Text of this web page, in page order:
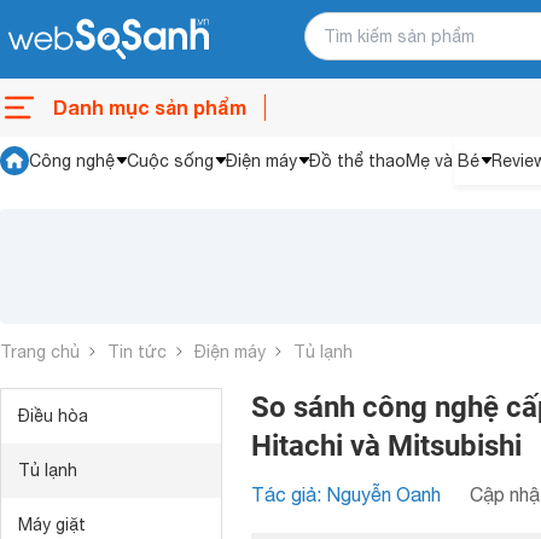
Danh mục sản phẩm
Công nghệ Cuộc sống Điện máy Đồ thể thaoMẹ và Bé
Trang chủ Tin tức Điện máy Tủ lạnh
Điều hòa
Tủ lạnh
Máy giặt
So sánh công nghệ
Hitachi và Mitsubishi
Tác giả: Nguyễn Oanh Cập